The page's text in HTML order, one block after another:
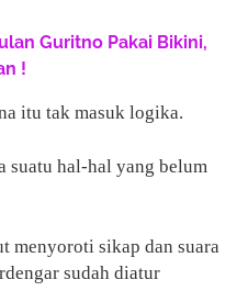
Guritno Pakai Bikini,
!
itu tak masuk logika.
suatu hal-hal yang belum
menyoroti sikap dan suara
sudah diatur